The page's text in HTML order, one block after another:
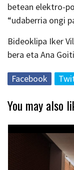
betean elektro-
“udaberria ongi
Bideoklipa Iker
bera eta Ana
Facebook
You may also